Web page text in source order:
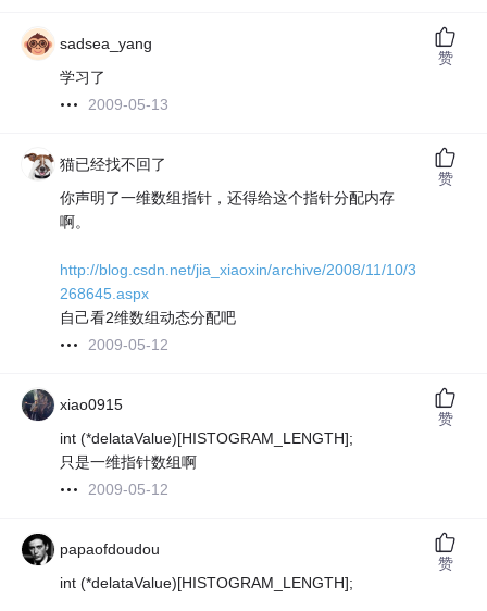
sadsea_yang
学习了
2009-05-13
赞
猫已经找不回了
你声明了一维数组指针，还得给这个指针分配内存
啊。
http://blog.csdn.net/jia_xiaoxin/archive/2008/11/10/3
268645.aspx
自己看2维数组动态分配吧
2009-05-12
赞
xiao0915
int (*delataValue)[HISTOGRAM_LENGTH];
只是一维指针数组啊
2009-05-12
赞
papaofdoudou
int (*delataValue)[HISTOGRAM_LENGTH];
赞